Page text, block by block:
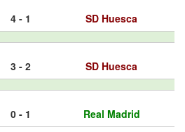
4 - 1 SD Huesca
3 - 2 SD Huesca
0 - 1 Real Madrid